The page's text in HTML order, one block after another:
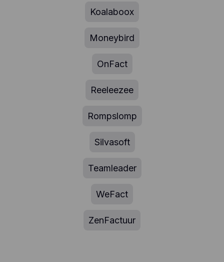
Koalaboox
Moneybird
OnFact
Reeleezee
Rompslomp
Silvasoft
Teamleader
WeFact
ZenFactuur